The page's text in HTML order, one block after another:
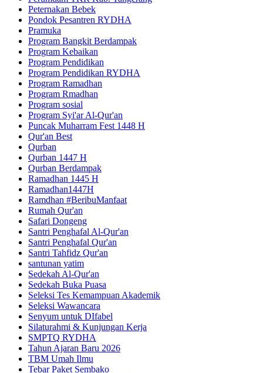
Peternakan Bebek
Pondok Pesantren RYDHA
Pramuka
Program Bangkit Berdampak
Program Kebaikan
Program Pendidikan
Program Pendidikan RYDHA
Program Ramadhan
Program Rmadhan
Program sosial
Program Syi'ar Al-Qur'an
Puncak Muharram Fest 1448 H
Qur'an Best
Qurban
Qurban 1447 H
Qurban Berdampak
Ramadhan 1445 H
Ramadhan1447H
Ramdhan #BeribuManfaat
Rumah Qur'an
Safari Dongeng
Santri Penghafal Al-Qur'an
Santri Penghafal Qur'an
Santri Tahfidz Qur'an
santunan yatim
Sedekah Al-Qur'an
Sedekah Buka Puasa
Seleksi Tes Kemampuan Akademik
Seleksi Wawancara
Senyum untuk DIfabel
Silaturahmi & Kunjungan Kerja
SMPTQ RYDHA
Tahun Ajaran Baru 2026
TBM Umah Ilmu
Tebar Paket Sembako